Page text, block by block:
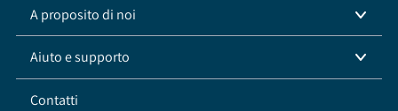
A proposito di noi
Aiuto e supporto
Contatti